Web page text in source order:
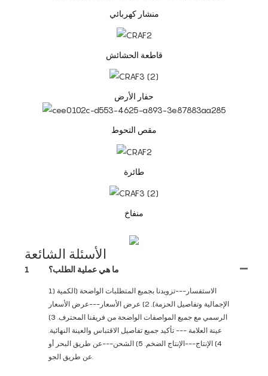
منشار كهربائي
قاطعة الحشائش
حفار الأرض
مقص التحوط
طائرة
منفاخ
الأسئلة الشائعة
1 ما هي عملية الطلب؟
1) الاستفسار---تزويدنا بجميع المتطلبات الواضحة (الكمية
الإجمالية وتفاصيل الحزمة). 2) عرض الأسعار---عرض الأسعار
الرسمي مع جميع المواصفات الواضحة من فريقنا المحترف. 3)
عينة العلامة --- تأكيد جميع تفاصيل الاقتباس والعينة النهائية.
4) الإنتاج---الإنتاج الضخم. 5) الشحن---عن طريق البحر أو
عن طريق الجو.